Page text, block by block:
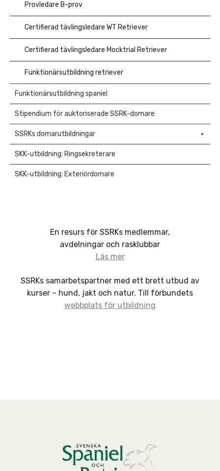
Provledare B-prov
Certifierad tävlingsledare WT Retriever
Certifierad tävlingsledare Mocktrial Retriever
Funktionärsutbildning retriever
Funktionärsutbildning spaniel
Stipendium för auktoriserade SSRK-domare
SSRKs domarutbildningar
SKK-utbildning: Ringsekreterare
SKK-utbildning: Exteriördomare
En resurs för SSRKs medlemmar,
avdelningar och rasklubbar
Läs mer
SSRKs samarbetspartner med ett brett utbud av
kurser – hund, jakt och natur. Till förbundets
webbplats för utbildning